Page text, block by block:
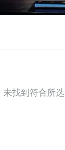
未找到符合所